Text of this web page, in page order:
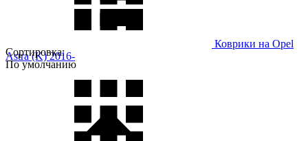
Коврики на Opel
Astra (K) 2016-
Сортировка:
По умолчанию